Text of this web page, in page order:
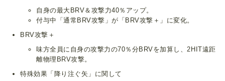
自身の最大BRV＆攻撃力40％アップ。
付与中「通常BRV攻撃」が「BRV攻撃＋」に変化。
BRV攻撃＋
味方全員に自身の攻撃力の70％分BRVを加算し、2HIT遠距
離物理BRV攻撃。
特殊効果「降り注ぐ矢」に関して